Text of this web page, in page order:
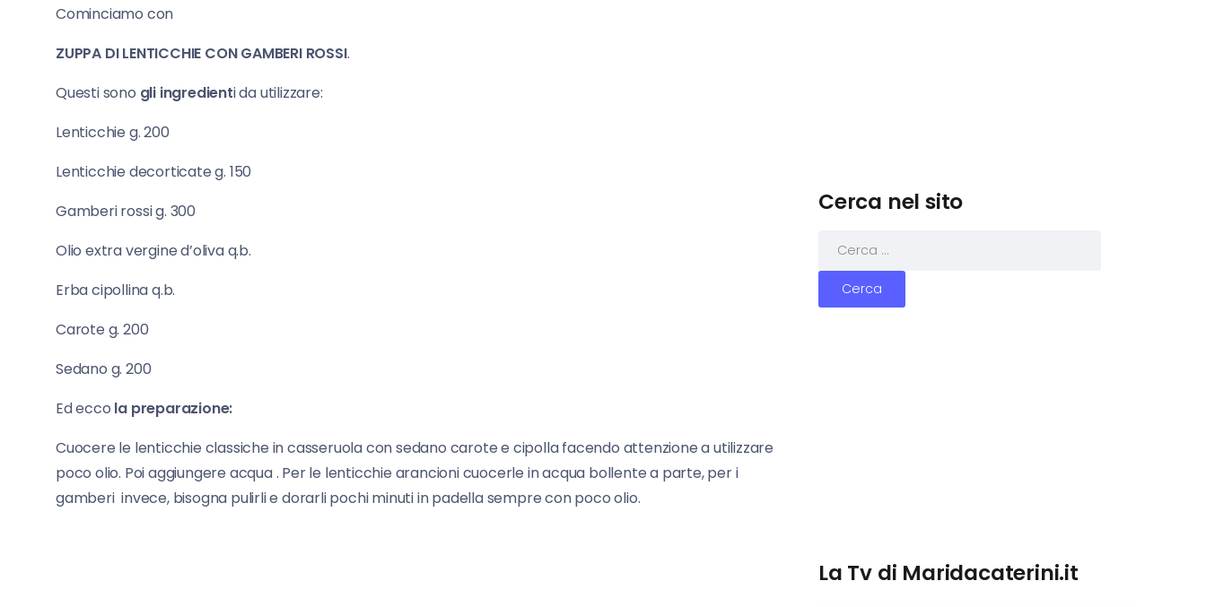
Cominciamo con
ZUPPA DI LENTICCHIE CON GAMBERI ROSSI.
Questi sono gli ingredienti da utilizzare:
Lenticchie g. 200
Lenticchie decorticate g. 150
Gamberi rossi g. 300
Olio extra vergine d’oliva q.b.
Erba cipollina q.b.
Carote g. 200
Sedano g. 200
Ed ecco la preparazione:
Cuocere le lenticchie classiche in casseruola con sedano carote e cipolla facendo attenzione a utilizzare
poco olio. Poi aggiungere acqua . Per le lenticchie arancioni cuocerle in acqua bollente a parte, per i
gamberi invece, bisogna pulirli e dorarli pochi minuti in padella sempre con poco olio.
Cerca nel sito
La Tv di Maridacaterini.it